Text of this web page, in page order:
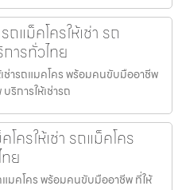
แม็คโครให้เช่า รถ
ารทั่วไทย
ช่ารถแมคโคร พร้อมคนขับมืออาชีพ
ริการให้เช่ารถ
ครให้เช่า รถแม็คโคร
ย
แมคโคร พร้อมคนขับมืออาชีพ ที่ให้